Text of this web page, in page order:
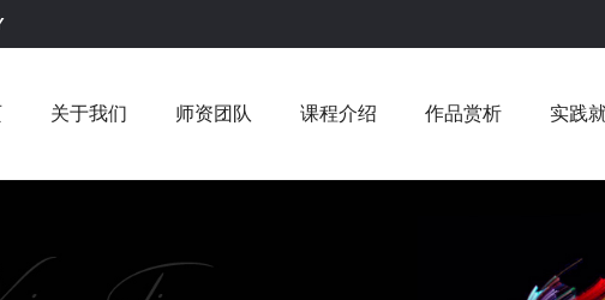
关于我们 师资团队 课程介绍 作品赏析 实践